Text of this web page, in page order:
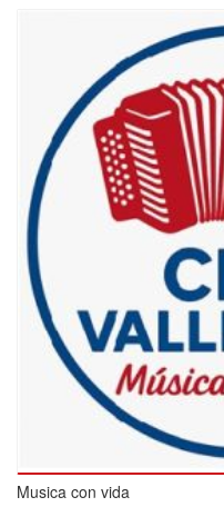
Musica con vida